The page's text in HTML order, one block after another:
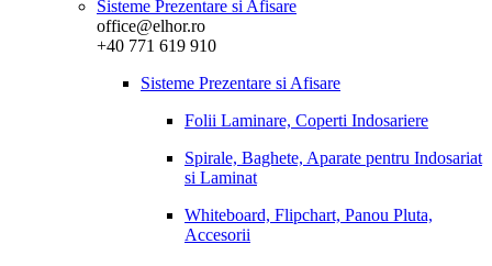
Sisteme Prezentare si Afisare
office@elhor.ro
+40 771 619 910
Sisteme Prezentare si Afisare
Folii Laminare, Coperti Indosariere
Spirale, Baghete, Aparate pentru Indosariat
si Laminat
Whiteboard, Flipchart, Panou Pluta,
Accesorii